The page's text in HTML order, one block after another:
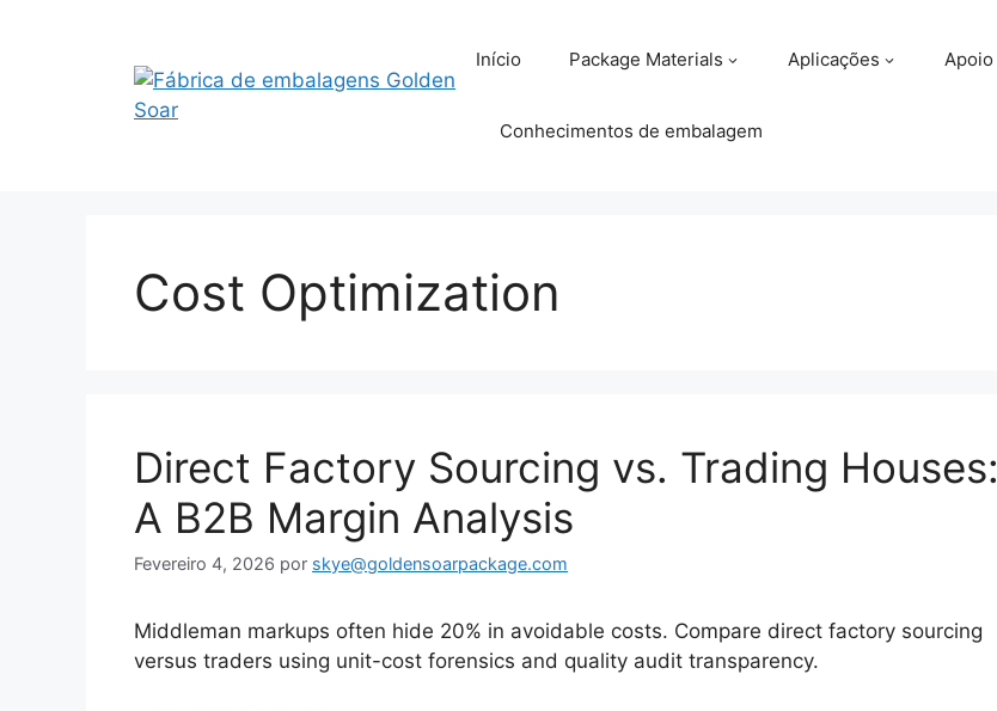
Início Package Materials Aplicações Apoio
Conhecimentos de embalagem
Cost Optimization
Direct Factory Sourcing vs. Trading Houses:
A B2B Margin Analysis
Fevereiro 4, 2026 por skye@goldensoarpackage.com
Middleman markups often hide 20% in avoidable costs. Compare direct factory sourcing
versus traders using unit-cost forensics and quality audit transparency.